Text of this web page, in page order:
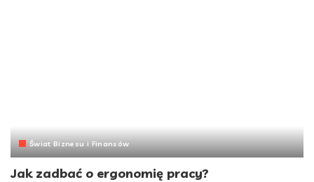
Świat Biznesu i Finansów
Jak zadbać o ergonomię pracy?